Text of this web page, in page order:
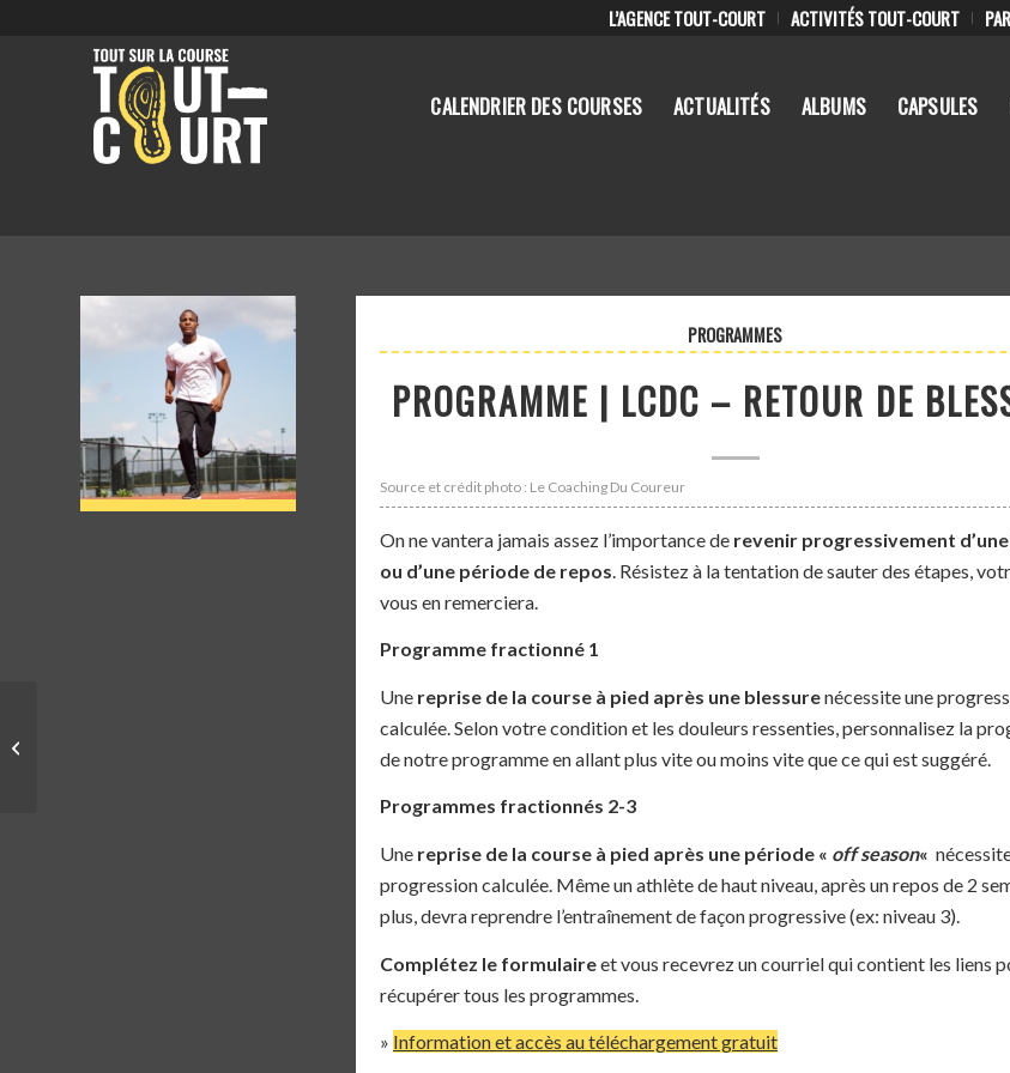
L’AGENCE TOUT-COURT ACTIVITÉS TOUT-COURT
CALENDRIER DES COURSES ACTUALITÉS ALBUMS CAPSULES
PROGRAMMES
PROGRAMME | LCDC – RETOUR DE
Source et crédit photo : Le Coaching Du Coureur
On ne vantera jamais assez l’importance de revenir progressivement
ou d’une période de repos . Résistez à la tentation de sauter des étapes,
vous en remerciera.
Programme fractionné 1
Une reprise de la course à pied après une blessurenécessite une
calculée. Selon votre condition et les douleurs ressenties, personnalisez la
de notre programme en allant plus vite ou moins vite que ce qui est suggéré.
Programmes fractionnés 2-3
Une reprise de la course à pied après une période « off season«
progression calculée. Même un athlète de haut niveau, après un repos de 2
plus, devra reprendre l’entraînement de façon progressive (ex: niveau 3).
Complétez le formulaireet vous recevrez un courriel qui contient les liens
récupérer tous les programmes.
» Information et accès au téléchargement gratuit